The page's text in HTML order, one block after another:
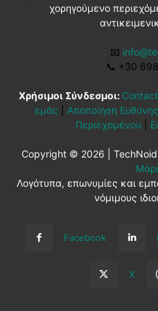
χορηγούμενο
📧
📞 +30
Χρήσιμοι Σύνδεσμοι: Contact
εμάς
Αποποίηση Ευθύνης
Περιεχομένου
Copyright © 2026 |
Λογότυπα, επωνυμίες και
νόμιμους
Facebook
X